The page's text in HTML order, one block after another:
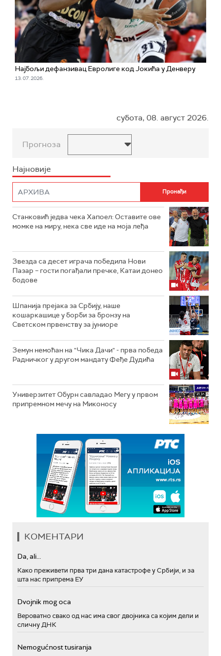
Најбољи дефанзивац Евролиге код Јокића у Денверу
13. 07. 2026.
субота, 08. август 2026.
Прогноза
Најновије
Станковић једва чека Хапоел: Оставите ове
момке на миру, нека све иде на моја леђа
Звезда са десет играча победила Нови
Пазар – гости погађали пречке, Катаи донео
бодове
Шпанија прејакa за Србију, наше
кошаркашице у борби за бронзу на
Светском првенству за јуниоре
Земун немоћан на "Чика Дачи" - прва победа
Радничког у другом мандату Феђе Дудића
Универзитет Обурн савладао Мегу у првом
припремном мечу на Миконосу
КОМЕНТАРИ
Da, ali...
Како преживети прва три дана катастрофе у Србији, и за
шта нас припрема ЕУ
Dvojnik mog oca
Вероватно свако од нас има свог двојника са којим дели и
сличну ДНК
Nemogućnost tusiranja